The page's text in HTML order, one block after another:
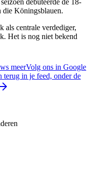
die Köningsblauen.
als centrale verdediger,
Het is nog niet bekend
meerVolg ons in Google
terug in je feed, onder de